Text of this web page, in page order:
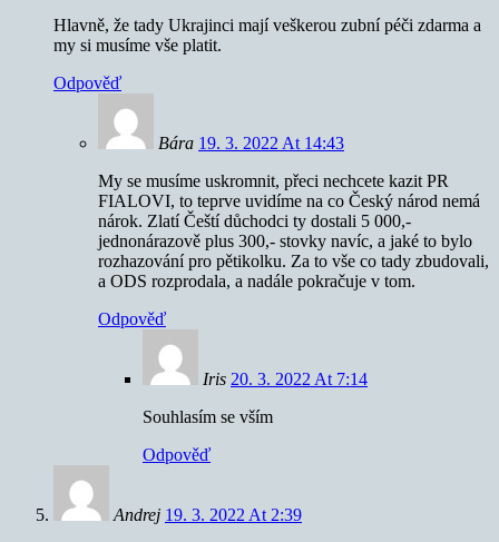
Hlavně, že tady Ukrajinci mají veškerou zubní péči zdarma a
my si musíme vše platit.
Odpověď
Bára 19. 3. 2022 At 14:43
My se musíme uskromnit, přeci nechcete kazit PR
FIALOVI, to teprve uvidíme na co Český národ nemá
nárok. Zlatí Čeští důchodci ty dostali 5 000,-
jednonárazově plus 300,- stovky navíc, a jaké to bylo
rozhazování pro pětikolku. Za to vše co tady zbudovali,
a ODS rozprodala, a nadále pokračuje v tom.
Odpověď
Iris 20. 3. 2022 At 7:14
Souhlasím se vším
Odpověď
Andrej 19. 3. 2022 At 2:39